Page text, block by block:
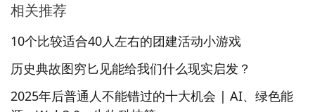
相关推荐
10个比较适合40人左右的团建活动小游戏
历史典故图穷匕见能给我们什么现实启发？
2025年后普通人不能错过的十大机会 | AI、绿色能